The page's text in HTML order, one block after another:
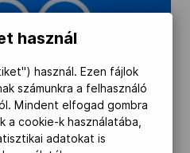
használ
használ. Ezen fájlok
számunkra a felhasználó
Mindent elfogad gombra
cookie-k használatába,
adatokat is